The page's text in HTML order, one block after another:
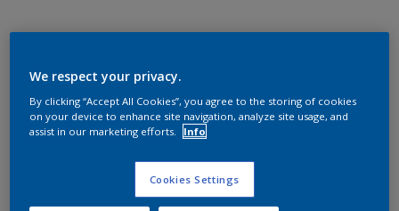
We respect your privacy.
By clicking “Accept All Cookies”, you agree to the storing of cookies
on your device to enhance site navigation, analyze site usage, and
assist in our marketing efforts.
Info
Cookies Settings